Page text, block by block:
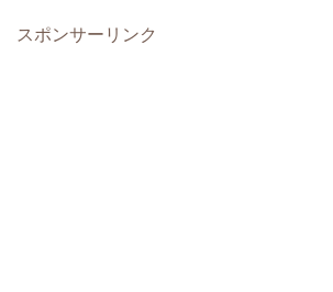
スポンサーリンク